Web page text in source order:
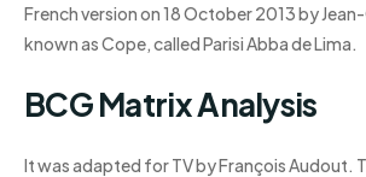
French version on 18 October 2013 by
known as Cope, called Parisi Abba de Lima.
BCG Matrix Analysis
It was adapted for TV by François Audout.